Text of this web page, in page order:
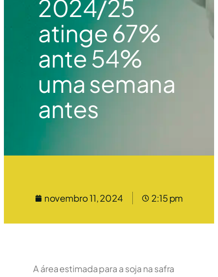
2024/25
atinge 67%
ante 54%
uma semana
antes
novembro 11, 2024 2:15 pm
A área estimada para a soja na safra